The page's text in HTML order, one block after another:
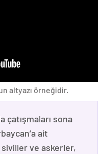
altyazı örneğidir.
çatışmaları sona
ait
ve askerler,